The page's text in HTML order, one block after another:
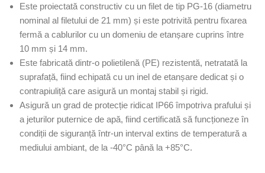
Este proiectată constructiv cu un filet de tip PG-16 (diametru
nominal al filetului de 21 mm) și este potrivită pentru fixarea
fermă a cablurilor cu un domeniu de etanșare cuprins între
10 mm și 14 mm.
Este fabricată dintr-o polietilenă (PE) rezistentă, netratată la
suprafață, fiind echipată cu un inel de etanșare dedicat și o
contrapiuliță care asigură un montaj stabil și rigid.
Asigură un grad de protecție ridicat IP66 împotriva prafului și
a jeturilor puternice de apă, fiind certificată să funcționeze în
condiții de siguranță într-un interval extins de temperatură a
mediului ambiant, de la -40°C până la +85°C.